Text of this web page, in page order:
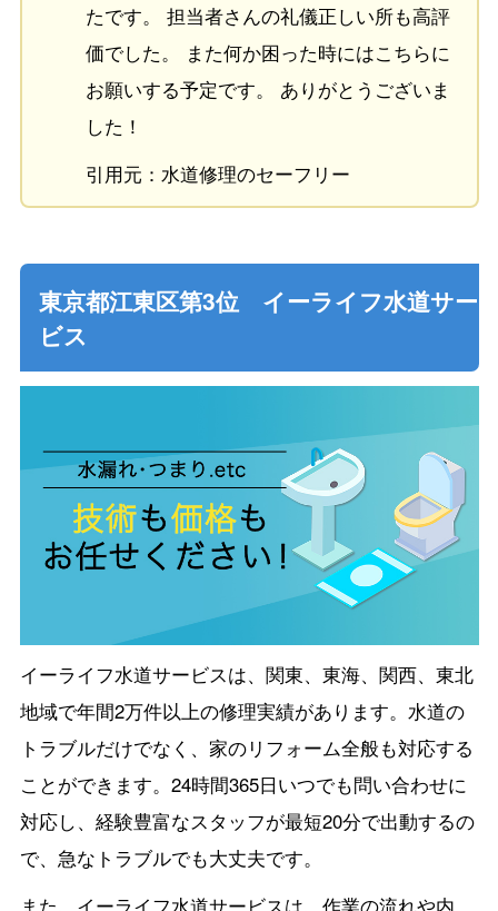
たです。 担当者さんの礼儀正しい所も高評
価でした。 また何か困った時にはこちらに
お願いする予定です。 ありがとうございま
した！
引用元：水道修理のセーフリー
東京都江東区第3位 イーライフ水道サー
ビス
イーライフ水道サービスは、関東、東海、関西、東北
地域で年間2万件以上の修理実績があります。水道の
トラブルだけでなく、家のリフォーム全般も対応する
ことができます。24時間365日いつでも問い合わせに
対応し、経験豊富なスタッフが最短20分で出動するの
で、急なトラブルでも大丈夫です。
また、イーライフ水道サービスは、作業の流れや内